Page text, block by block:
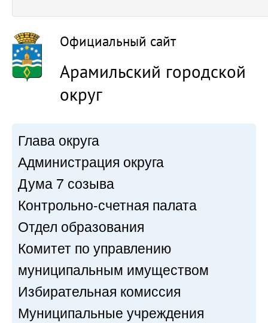
Официальный сайт
Арамильский городской
округ
Глава округа
Администрация округа
Дума 7 созыва
Контрольно-счетная палата
Отдел образования
Комитет по управлению
муниципальным имуществом
Избирательная комиссия
Муниципальные учреждения